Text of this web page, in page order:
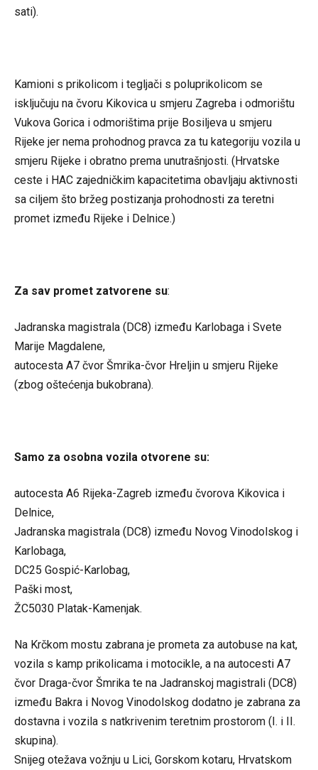
sati).
Kamioni s prikolicom i tegljači s poluprikolicom se
isključuju na čvoru Kikovica u smjeru Zagreba i odmorištu
Vukova Gorica i odmorištima prije Bosiljeva u smjeru
Rijeke jer nema prohodnog pravca za tu kategoriju vozila u
smjeru Rijeke i obratno prema unutrašnjosti. (Hrvatske
ceste i HAC zajedničkim kapacitetima obavljaju aktivnosti
sa ciljem što bržeg postizanja prohodnosti za teretni
promet između Rijeke i Delnice.)
Za sav promet zatvorene su:
Jadranska magistrala (DC8) između Karlobaga i Svete
Marije Magdalene,
autocesta A7 čvor Šmrika-čvor Hreljin u smjeru Rijeke
(zbog oštećenja bukobrana).
Samo za osobna vozila otvorene su:
autocesta A6 Rijeka-Zagreb između čvorova Kikovica i
Delnice,
Jadranska magistrala (DC8) između Novog Vinodolskog i
Karlobaga,
DC25 Gospić-Karlobag,
Paški most,
ŽC5030 Platak-Kamenjak.
Na Krčkom mostu zabrana je prometa za autobuse na kat,
vozila s kamp prikolicama i motocikle, a na autocesti A7
čvor Draga-čvor Šmrika te na Jadranskoj magistrali (DC8)
između Bakra i Novog Vinodolskog dodatno je zabrana za
dostavna i vozila s natkrivenim teretnim prostorom (I. i II.
skupina).
Snijeg otežava vožnju u Lici, Gorskom kotaru, Hrvatskom